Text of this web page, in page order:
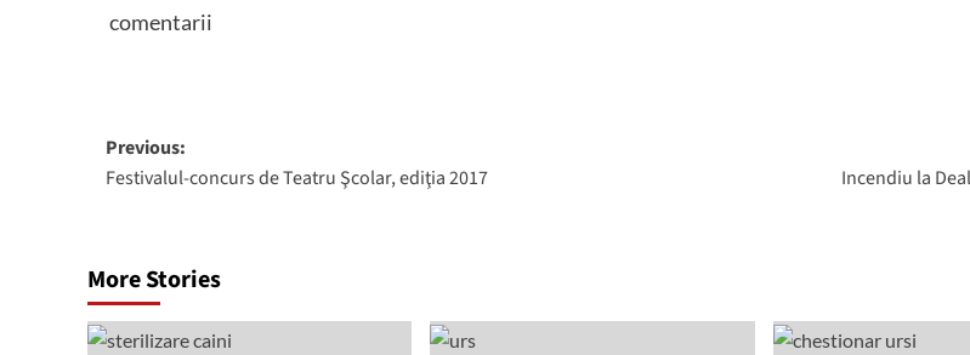
comentarii
Post
navigation
Previous:
Festivalul-concurs de Teatru Şcolar, ediţia 2017
Incendiu la
More Stories